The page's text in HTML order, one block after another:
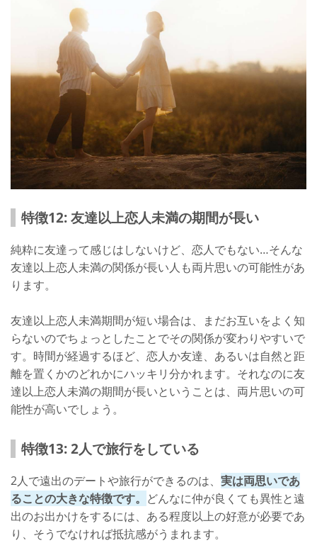
特徴12: 友達以上恋人未満の期間が長い
純粋に友達って感じはしないけど、恋人でもない…そんな
友達以上恋人未満の関係が長い人も両片思いの可能性があ
ります。
友達以上恋人未満期間が短い場合は、まだお互いをよく知
らないのでちょっとしたことでその関係が変わりやすいで
す。時間が経過するほど、恋人か友達、あるいは自然と距
離を置くかのどれかにハッキリ分かれます。それなのに友
達以上恋人未満の期間が長いということは、両片思いの可
能性が高いでしょう。
特徴13: 2人で旅行をしている
2人で遠出のデートや旅行ができるのは、 実は両思いであ
ることの大きな特徴です。 どんなに仲が良くても異性と遠
出のお出かけをするには、ある程度以上の好意が必要であ
り、そうでなければ抵抗感がうまれます。